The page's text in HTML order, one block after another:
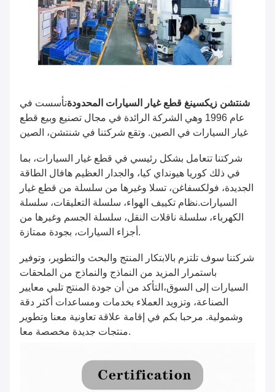
شنتشن زيكسينغ قطع غيار السيارات المحدودةتأسست في
عام 1996 وهي الشركة الرائدة في مجال تصنيع وبيع قطع
غيار السيارات في الصين. وتقع شركتنا في شنتشن، الصين
شركتنا تتعامل بشكل رئيسي في قطع غيار السيارات، بما
في ذلك كوريا هيونداي كيا، والجدار العظيم هافال الطاقة
الجديدة، فولكسفاغن، تسلا وغيرها من سلسلة من قطع غيار
السيارات.نظام تكييف الهواء، سلسلة التعليقات، سلسلة
الكهرباء، سلسلة ناقلات النقل، سلسلة الجسم وغيرها من
أجزاء السيارات، بجودة ممتازة.
شركتنا سوف تلتزم بالابتكار المنتج والبحث والتطوير، وتوفير
باستمرار المزيد من النماذج والنماذج من الملحقات
السيارات إلى السوق،التأكد من أن جودة المنتج تلبي معايير
الصناعة، وتزويد العملاء بخدمات ومساعدات أكثر دقة
وشمولية. مرحبا بكم في إقامة علاقة تعاونية معنا وتطوير
منتجات جديدة مخصصة معا.